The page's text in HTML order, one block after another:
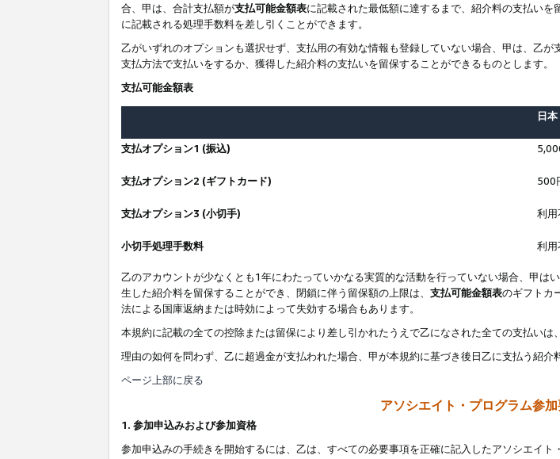
合、甲は、合計支払額が支払可能金額表に記載された最低額に達するまで、紹介料の支払い
に記載される処理手数料を差し引くことができます。
乙がいずれのオプションも選択せず、支払用の有効な情報も登録していない場合、甲は、乙
支払方法で支払いをするか、獲得した紹介料の支払いを留保することができるものとします。
支払可能金額表
日本
支払オプション1 (振込)
支払オプション2 (ギフトカード) 500
支払オプション3 (小切手) 利
小切手処理手数料 利
乙のアカウントが少なくとも1年にわたっていかなる実質的な活動を行っていない場合、甲
生した紹介料を留保することができ、閉鎖に伴う留保額の上限は、 支払可能金額表のギフトカ
法による国庫返納または時効によって失効する場合もあります。
本規約に記載の全ての控除または留保により差し引かれたうえで乙になされた全ての支払い
理由の如何を問わず、乙に超過金が支払われた場合、甲が本規約に基づき後日乙に支払う紹介
ページ上部に戻る
アソシエイト・プログラム参加
1. 参加申込みおよび参加資格
参加申込みの手続きを開始するには、乙は、すべての必要事項を正確に記入したアソシエイ